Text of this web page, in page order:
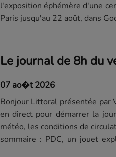
l'exposition éphémère d'une
Paris jusqu'au 22 août, dans
Le journal de 8h du
07 ao�t 2026
Bonjour Littoral présentée par
en direct pour démarrer la
météo, les conditions de
sommaire : PDC, un jouet